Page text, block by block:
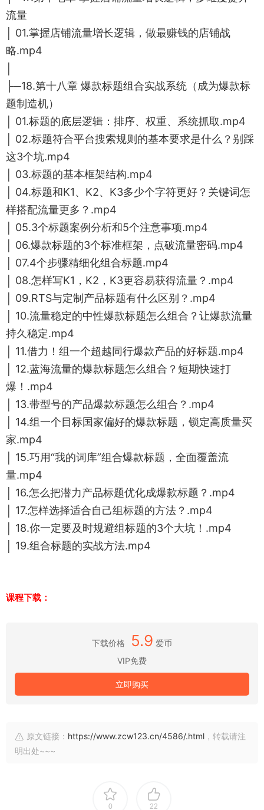
流量
│ 01.掌握店铺流量增长逻辑，做最赚钱的店铺战
略.mp4
├─18.第十八章 爆款标题组合实战系统（成为爆款标
题制造机）
│ 01.标题的底层逻辑：排序、权重、系统抓取.mp4
│ 02.标题符合平台搜索规则的基本要求是什么？别踩
这3个坑.mp4
│ 03.标题的基本框架结构.mp4
│ 04.标题和K1、K2、K3多少个字符更好？关键词怎
样搭配流量更多？.mp4
│ 05.3个标题案例分析和5个注意事项.mp4
│ 06.爆款标题的3个标准框架，点破流量密码.mp4
│ 07.4个步骤精细化组合标题.mp4
│ 08.怎样写K1，K2，K3更容易获得流量？.mp4
│ 09.RTS与定制产品标题有什么区别？.mp4
│ 10.流量稳定的中性爆款标题怎么组合？让爆款流量
持久稳定.mp4
│ 11.借力！组一个超越同行爆款产品的好标题.mp4
│ 12.蓝海流量的爆款标题怎么组合？短期快速打
爆！.mp4
│ 13.带型号的产品爆款标题怎么组合？.mp4
│ 14.组一个目标国家偏好的爆款标题，锁定高质量买
家.mp4
│ 15.巧用“我的词库”组合爆款标题，全面覆盖流
量.mp4
│ 16.怎么把潜力产品标题优化成爆款标题？.mp4
│ 17.怎样选择适合自己组标题的方法？.mp4
│ 18.你一定要及时规避组标题的3个大坑！.mp4
│ 19.组合标题的实战方法.mp4
课程下载：
下载价格 5.9 爱币
VIP免费
立即购买
原文链接： https://www.zcw123.cn/4586/.html ，转载请注
明出处~~~
0 22